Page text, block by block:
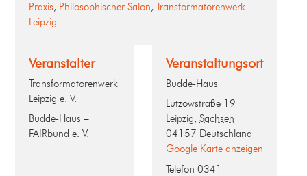
Praxis, Philosophischer Salon, Transformatorenwerk
Leipzig
Veranstaltungsort
Budde-Haus
Lützowstraße 19
Leipzig, Sachsen
04157 Deutschland
Google Karte anzeigen
Telefon 0341
Veranstalter
Transformatorenwerk
Leipzig e. V.
Budde-Haus –
FAIRbund e. V.